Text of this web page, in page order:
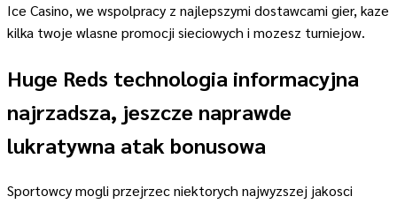
Ice Casino, we wspolpracy z najlepszymi dostawcami gier, kaze
kilka twoje wlasne promocji sieciowych i mozesz turniejow.
Huge Reds technologia informacyjna
najrzadsza, jeszcze naprawde
lukratywna atak bonusowa
Sportowcy mogli przejrzec niektorych najwyzszej jakosci